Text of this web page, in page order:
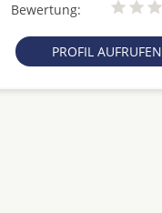
Bewertung:
PROFIL AUFRUFEN